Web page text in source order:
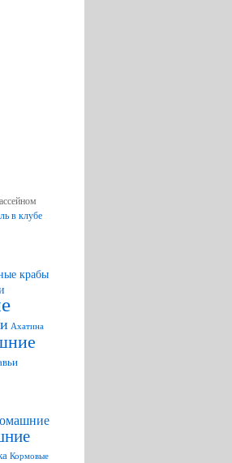
в клубе
крабы
Ахатина
Кормовые